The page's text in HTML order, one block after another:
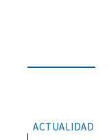
ACTUALIDAD